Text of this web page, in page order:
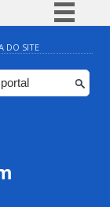
BR
DO SITE